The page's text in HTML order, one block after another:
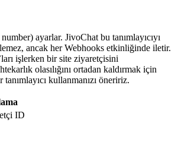
ayarlar. JivoChat bu tanımlayıcıyı
ancak her Webhooks etkinliğinde iletir.
işlerken bir site ziyaretçisini
olasılığını ortadan kaldırmak için
kullanmanızı öneririz.
ID